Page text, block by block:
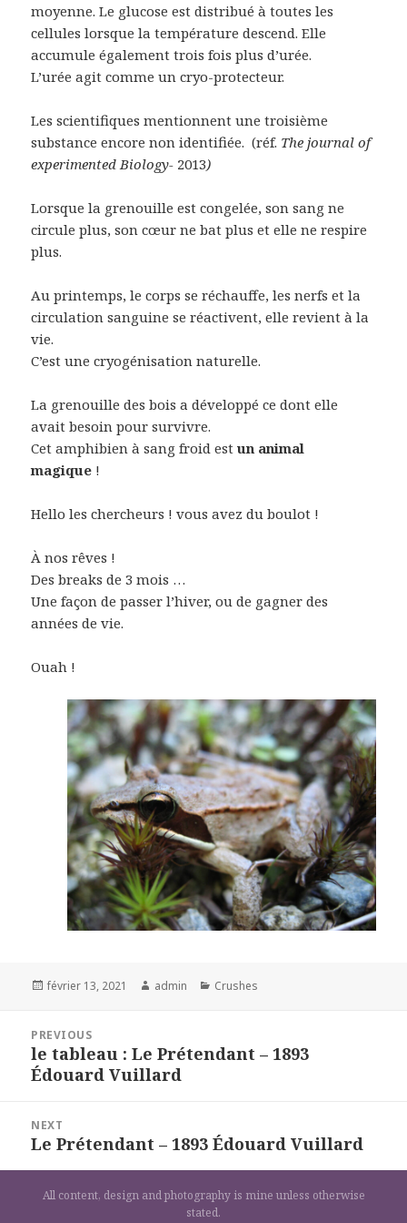
moyenne. Le glucose est distribué à toutes les
cellules lorsque la température descend. Elle
accumule également trois fois plus d’urée.
L’urée agit comme un cryo-protecteur.
Les scientifiques mentionnent une troisième
substance encore non identifiée. (réf. The journal of
experimented Biology- 2013)
Lorsque la grenouille est congelée, son sang ne
circule plus, son cœur ne bat plus et elle ne respire
plus.
Au printemps, le corps se réchauffe, les nerfs et la
circulation sanguine se réactivent, elle revient à la
vie.
C’est une cryogénisation naturelle.
La grenouille des bois a développé ce dont elle
avait besoin pour survivre.
Cet amphibien à sang froid estun animal
magique !
Hello les chercheurs ! vous avez du boulot !
À nos rêves !
Des breaks de 3 mois …
Une façon de passer l’hiver, ou de gagner des
années de vie.
Ouah !
Posted
février 13, 2021 Author
admin Categories
Crushes
l’article
PREVIOUS
Previous
post:
le tableau : Le Prétendant – 1893
Édouard Vuillard
NEXT
Next
Le Prétendant – 1893 Édouard Vuillard
All content, design and photography is mine unless otherwise
stated.